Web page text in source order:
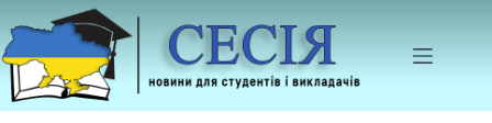
до
вмісту